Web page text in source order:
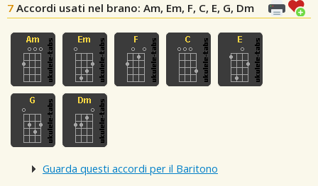
7 Accordi usati nel brano: Am, Em, F, C, E, G, Dm
Guarda questi accordi per il Baritono